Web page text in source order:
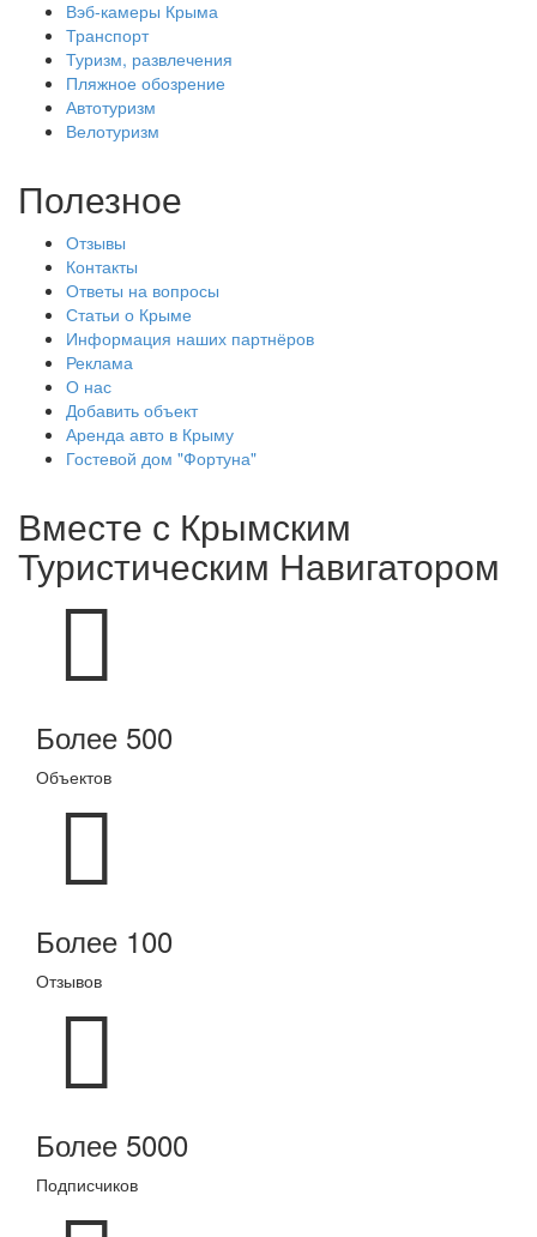
Вэб-камеры Крыма
Транспорт
Туризм, развлечения
Пляжное обозрение
Автотуризм
Велотуризм
Полезное
Отзывы
Контакты
Ответы на вопросы
Статьи о Крыме
Информация наших партнёров
Реклама
О нас
Добавить объект
Аренда авто в Крыму
Гостевой дом "Фортуна"
Вместе с Крымским
Туристическим Навигатором
Более 500
Объектов
Более 100
Отзывов
Более 5000
Подписчиков